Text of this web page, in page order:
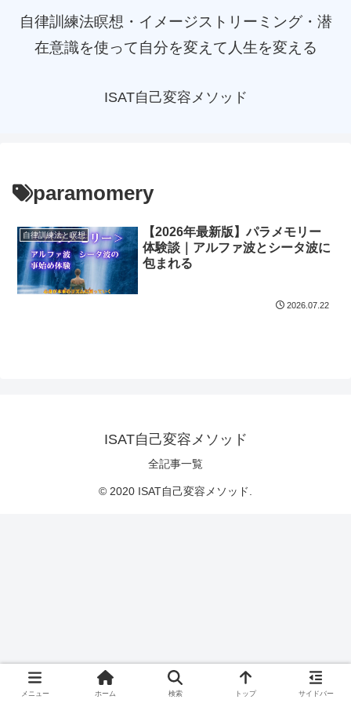
自律訓練法瞑想・イメージストリーミング・潜
在意識を使って自分を変えて人生を変える
ISAT自己変容メソッド
paramomery
自律訓練法と瞑想
【2026年最新版】パラメモリー
体験談｜アルファ波とシータ波に
包まれる
2026.07.22
ISAT自己変容メソッド
全記事一覧
© 2020 ISAT自己変容メソッド.
メニュー ホーム 検索 トップ サイドバー